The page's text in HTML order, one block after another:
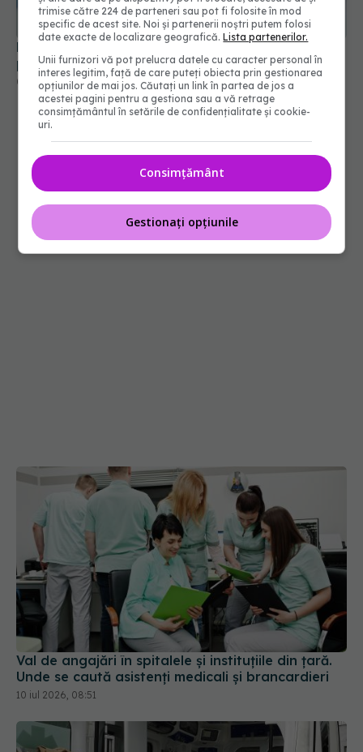
Ministerul Sănătății deblochează peste 7.600 de
posturi vacante în spitale
07 iul 2026, 15:49
Val de angajări în spitalele și instituțiile din țară.
Unde se caută asistenți medicali și brancardieri
10 iul 2026, 08:51
trimise către 224 de parteneri sau pot fi folosite în mod
specific de acest site. Noi și partenerii noștri putem folosi
date exacte de localizare geografică.Lista partenerilor.
Unii furnizori vă pot prelucra datele cu caracter personal în
interes legitim, față de care puteți obiecta prin gestionarea
opțiunilor de mai jos. Căutați un link în partea de jos a
acestei pagini pentru a gestiona sau a vă retrage
consimțământul în setările de confidențialitate și cookie-
uri.
Consimțământ
Gestionați opțiunile